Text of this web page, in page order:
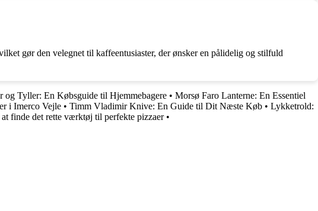
gør den velegnet til kaffeentusiaster, der ønsker en pålidelig og stilfuld
og Tyller: En Købsguide til Hjemmebagere • Morsø Faro Lanterne: En Essentiel
i Imerco Vejle • Timm Vladimir Knive: En Guide til Dit Næste Køb • Lykketrold:
finde det rette værktøj til perfekte pizzaer•